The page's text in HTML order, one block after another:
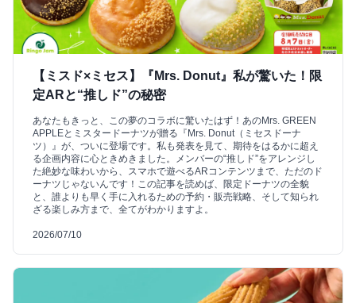
【ミスド×ミセス】『Mrs. Donut』私が驚いた！限
定ARと“推しド”の秘密
あなたもきっと、この夢のコラボに驚いたはず！あのMrs. GREEN
APPLEとミスタードーナツが贈る『Mrs. Donut（ミセスドーナ
ツ）』が、ついに登場です。私も発表を見て、期待をはるかに超え
る企画内容に心ときめきました。メンバーの“推しド”をアレンジし
た絶妙な味わいから、スマホで遊べるARコンテンツまで、ただのド
ーナツじゃないんです！この記事を読めば、限定ドーナツの全貌
と、誰よりも早く手に入れるための予約・販売戦略、そして知られ
ざる楽しみ方まで、全てがわかりますよ。
2026/07/10